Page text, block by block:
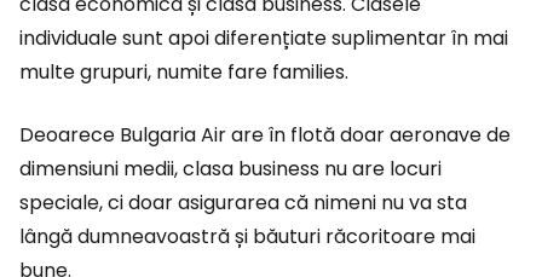
individuale sunt apoi diferențiate suplimentar în mai
multe grupuri, numite fare families.
Deoarece Bulgaria Air are în flotă doar aeronave de
dimensiuni medii, clasa business nu are locuri
speciale, ci doar asigurarea că nimeni nu va sta
lângă dumneavoastră și băuturi răcoritoare mai
bune.